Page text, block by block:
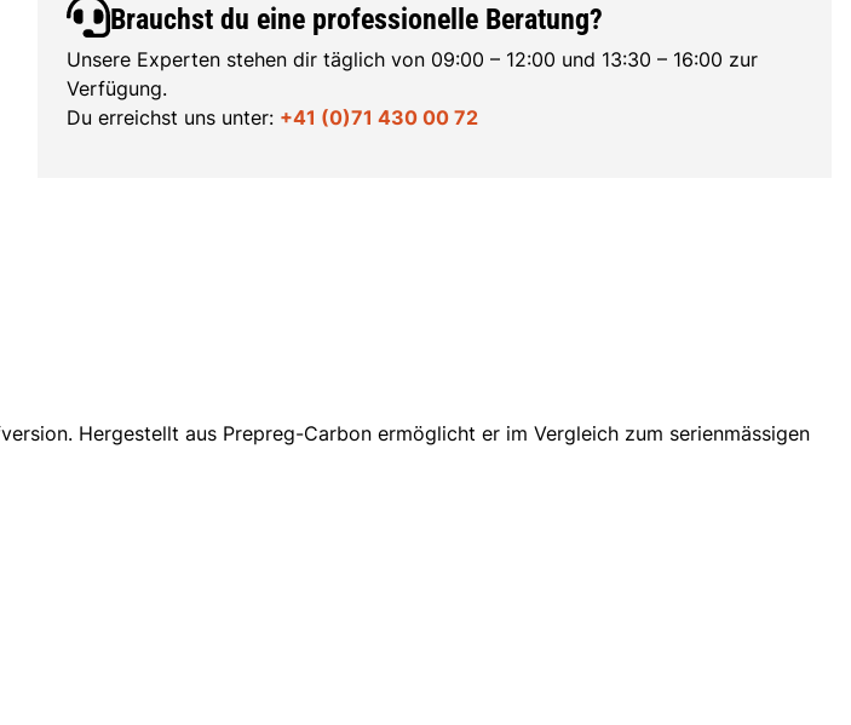
Brauchst du eine professionelle Beratung?
Unsere Experten stehen dir täglich von 09:00 – 12:00 und 13:30 – 16:00 zur
Verfügung.
Du erreichst uns unter: +41 (0)71 430 00 72
Hergestellt aus Prepreg-Carbon ermöglicht er im Vergleich zum serienmässigen